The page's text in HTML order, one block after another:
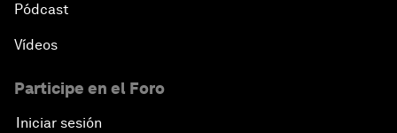
Pódcast
Vídeos
Participe en el Foro
Iniciar sesión